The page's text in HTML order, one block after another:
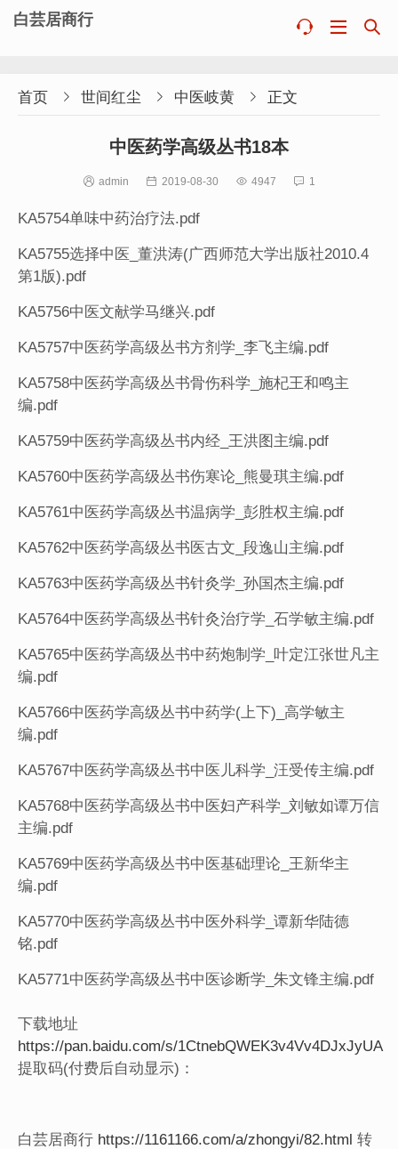
白芸居商行 


首页  世间红尘  中医岐黄  正文
中医药学高级丛书18本
 admin  2019-08-30  4947  1
KA5754单味中药治疗法.pdf
KA5755选择中医_董洪涛(广西师范大学出版社2010.4
第1版).pdf
KA5756中医文献学马继兴.pdf
KA5757中医药学高级丛书方剂学_李飞主编.pdf
KA5758中医药学高级丛书骨伤科学_施杞王和鸣主
编.pdf
KA5759中医药学高级丛书内经_王洪图主编.pdf
KA5760中医药学高级丛书伤寒论_熊曼琪主编.pdf
KA5761中医药学高级丛书温病学_彭胜权主编.pdf
KA5762中医药学高级丛书医古文_段逸山主编.pdf
KA5763中医药学高级丛书针灸学_孙国杰主编.pdf
KA5764中医药学高级丛书针灸治疗学_石学敏主编.pdf
KA5765中医药学高级丛书中药炮制学_叶定江张世凡主
编.pdf
KA5766中医药学高级丛书中药学(上下)_高学敏主
编.pdf
KA5767中医药学高级丛书中医儿科学_汪受传主编.pdf
KA5768中医药学高级丛书中医妇产科学_刘敏如谭万信
主编.pdf
KA5769中医药学高级丛书中医基础理论_王新华主
编.pdf
KA5770中医药学高级丛书中医外科学_谭新华陆德
铭.pdf
KA5771中医药学高级丛书中医诊断学_朱文锋主编.pdf
下载地址
https://pan.baidu.com/s/1CtnebQWEK3v4Vv4DJxJyUA
提取码(付费后自动显示)：
白芸居商行 https://1161166.com/a/zhongyi/82.html 转